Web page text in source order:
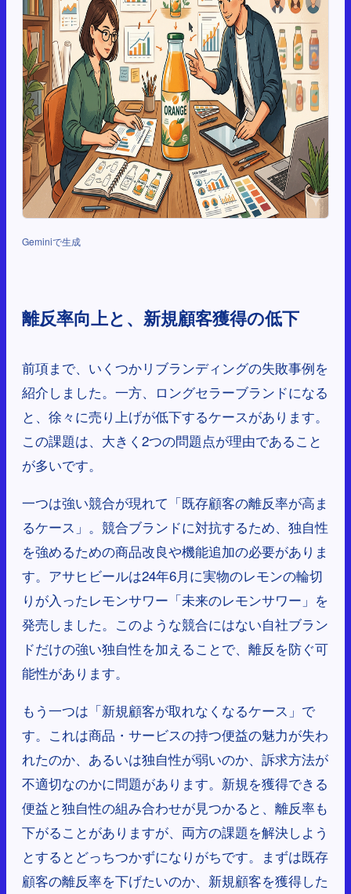
Geminiで生成
離反率向上と、新規顧客獲得の低下
前項まで、いくつかリブランディングの失敗事例を
紹介しました。一方、ロングセラーブランドになる
と、徐々に売り上げが低下するケースがあります。
この課題は、大きく2つの問題点が理由であること
が多いです。
一つは強い競合が現れて「既存顧客の離反率が高ま
るケース」。競合ブランドに対抗するため、独自性
を強めるための商品改良や機能追加の必要がありま
す。アサヒビールは24年6月に実物のレモンの輪切
りが入ったレモンサワー「未来のレモンサワー」を
発売しました。このような競合にはない自社ブラン
ドだけの強い独自性を加えることで、離反を防ぐ可
能性があります。
もう一つは「新規顧客が取れなくなるケース」で
す。これは商品・サービスの持つ便益の魅力が失わ
れたのか、あるいは独自性が弱いのか、訴求方法が
不適切なのかに問題があります。新規を獲得できる
便益と独自性の組み合わせが見つかると、離反率も
下がることがありますが、両方の課題を解決しよう
とするとどっちつかずになりがちです。まずは既存
顧客の離反率を下げたいのか、新規顧客を獲得した